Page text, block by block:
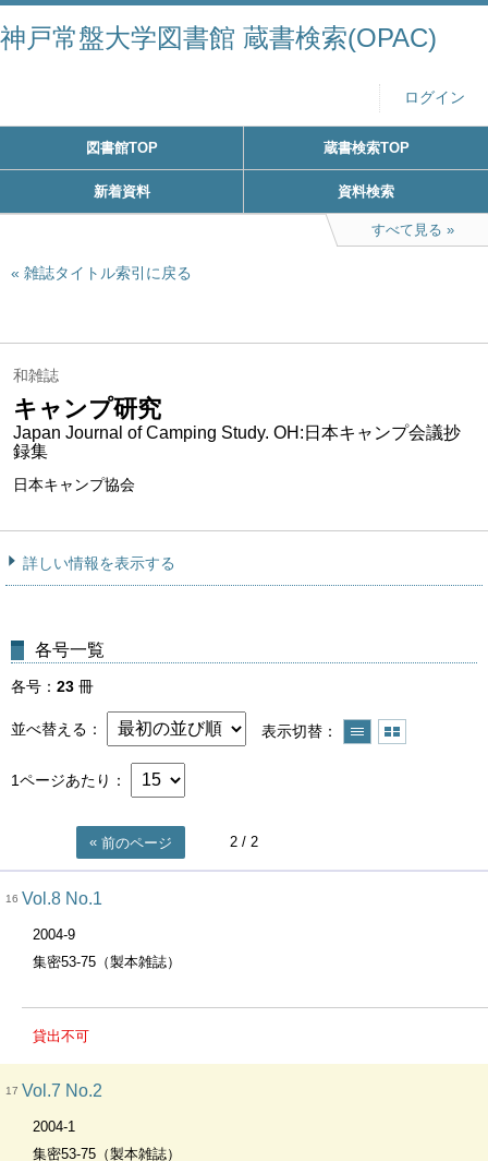
神戸常盤大学図書館 蔵書検索(OPAC)
ログイン
図書館TOP 蔵書検索TOP
新着資料 資料検索
すべて見る
雑誌タイトル索引に戻る
和雑誌
キャンプ研究
Japan Journal of Camping Study. OH:日本キャンプ会議抄
録集
日本キャンプ協会
詳しい情報を表示する
各号一覧
各号 23 冊
並べ替える 表示切替
1ページあたり
前のページ 2 / 2
16 Vol.8 No.1
2004-9
集密53-75（製本雑誌）
貸出不可
17 Vol.7 No.2
2004-1
集密53-75（製本雑誌）